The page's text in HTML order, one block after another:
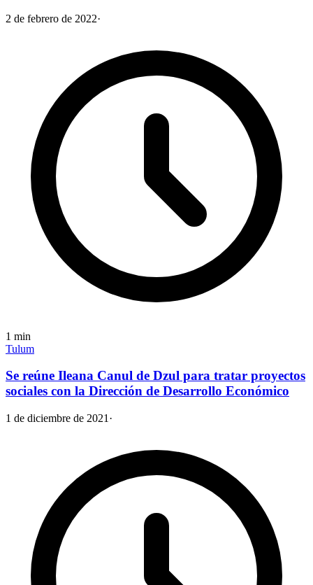
2 de febrero de 2022·
1 min
Tulum
Se reúne Ileana Canul de Dzul para tratar proyectos
sociales con la Dirección de Desarrollo Económico
1 de diciembre de 2021 ·